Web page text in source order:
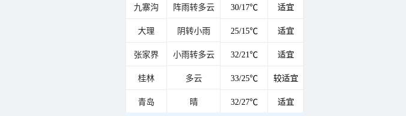
九寨沟 阵雨转多云 30/17℃ 适宜
大理 阴转小雨 25/15℃ 适宜
张家界 小雨转多云 32/21℃ 适宜
桂林 多云 33/25℃ 较适宜
青岛 晴 32/27℃ 适宜